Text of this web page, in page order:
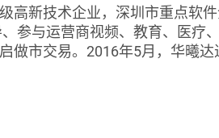
新技术企业，深圳市重点软
参与运营商视频、教育、医疗
市交易。2016年5月，华曦达